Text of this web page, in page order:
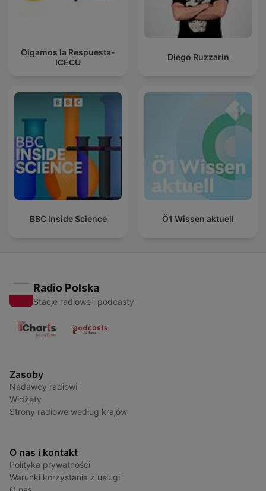
Oigamos la Respuesta-
ICECU
Diego Ruzzarin
BBC Inside Science Ö1 Wissen aktuell
Radio Polska
Stacje radiowe i podcasty
Zasoby
Nadawcy radiowi
Widżety
Strony radiowe według krajów
O nas i kontakt
Polityka prywatności
Warunki korzystania z usługi